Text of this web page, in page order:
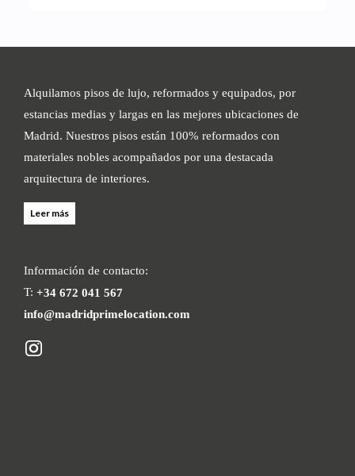
Alquilamos pisos de lujo, reformados y equipados, por
estancias medias y largas en las mejores ubicaciones de
Madrid. Nuestros pisos están 100% reformados con
materiales nobles acompañados por una destacada
arquitectura de interiores.
Leer más
Información de contacto:
T: +34 672 041 567
info@madridprimelocation.com